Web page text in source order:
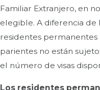
Familiar Extranjero, en
elegible. A diferencia de
residentes permanentes
parientes no están
el número de visas
Los residentes